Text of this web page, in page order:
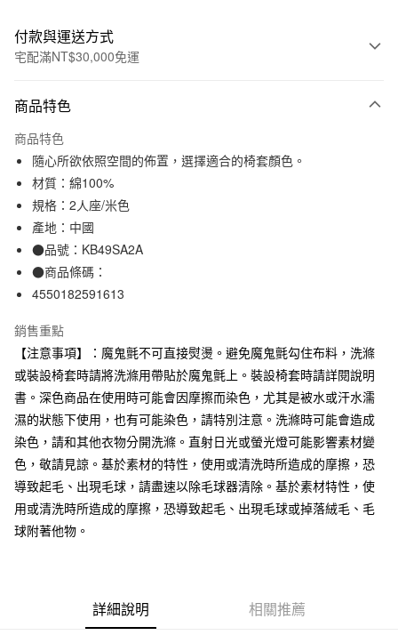
付款與運送方式
宅配滿NT$30,000免運
信用卡一次付款
信用卡分期付款
3 期 0 利率 每期
合作金庫商業銀行
華南商業銀行
上海商業儲蓄銀行
臺灣中小企業銀行
匯豐（台灣）商業銀行
元大商業銀行
玉山商業銀行
星展（台灣）商業銀行
台新國際商業銀行
中國信託商業銀行
台灣樂天信用卡公司
LINE Pay
Apple Pay
街口支付
運送方式
大型家具配送
查看運費
滿 NT$30,000 (含以上) 免運費
商品特色
商品特色
隨心所欲依照空間的佈置，選擇適合的椅套顏色。
材質：綿100%
規格：2人座/米色
產地：中國
●品號：KB49SA2A
●商品條碼：
4550182591613
銷售重點
【注意事項】：魔鬼氈不可直接熨燙。避免魔鬼氈勾住布料，洗滌
或裝設椅套時請將洗滌用帶貼於魔鬼氈上。裝設椅套時請詳閱說明
書。深色商品在使用時可能會因摩擦而染色，尤其是被水或汗水濡
濕的狀態下使用，也有可能染色，請特別注意。洗滌時可能會造成
染色，請和其他衣物分開洗滌。直射日光或螢光燈可能影響素材變
色，敬請見諒。基於素材的特性，使用或清洗時所造成的摩擦，恐
導致起毛、出現毛球，請盡速以除毛球器清除。基於素材特性，使
用或清洗時所造成的摩擦，恐導致起毛、出現毛球或掉落絨毛、毛
球附著他物。
詳細說明 相關推薦